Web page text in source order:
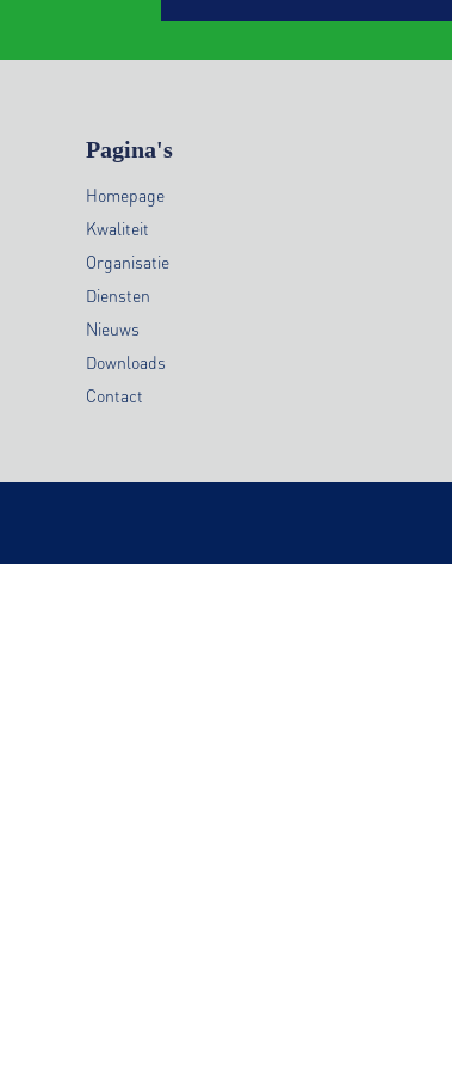
Pagina's
Homepage
Kwaliteit
Organisatie
Diensten
Nieuws
Downloads
Contact